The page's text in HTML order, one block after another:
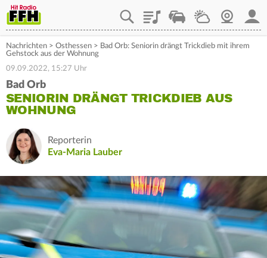
PlaylistStaupilotWetterWebcam
Nachrichten > Osthessen > Bad Orb: Seniorin drängt Trickdieb mit ihrem
Gehstock aus der Wohnung
09.09.2022, 15:27 Uhr
Bad Orb
SENIORIN DRÄNGT TRICKDIEB AUS
WOHNUNG
Reporterin
Eva-Maria Lauber